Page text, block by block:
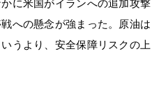
に米国がイランへの追加攻撃
への懸念が強まった。原油は
うより、安全保障リスクの上